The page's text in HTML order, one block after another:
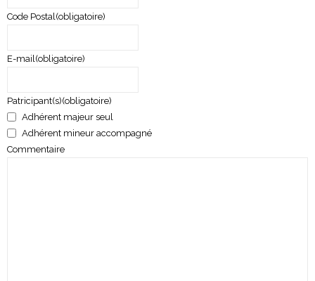
Code Postal(obligatoire)
E-mail(obligatoire)
Patricipant(s)(obligatoire)
Adhérent majeur seul
Adhérent mineur accompagné
Commentaire